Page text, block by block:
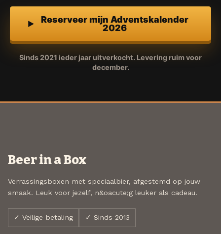
Reserveer mijn Adventskalender
2026
Sinds 2021 ieder jaar uitverkocht. Levering ruim voor
december.
Beer in a Box
Verrassingsboxen met speciaalbier, afgestemd op jouw
smaak. Leuk voor jezelf, n&oacute;g leuker als cadeau.
✓ Veilige betaling ✓ Sinds 2013